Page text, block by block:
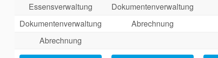
Essensverwaltung
Dokumentenverwaltung
Dokumentenverwaltung
Abrechnung
Abrechnung